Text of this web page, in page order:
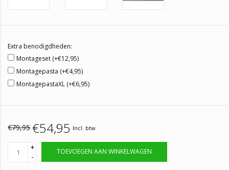
Extra benodigdheden:
Montageset (+€12,95)
Montagepasta (+€4,95)
MontagepastaXL (+€6,95)
€79,95 €54,95 Incl. btw
+
-
TOEVOEGEN AAN WINKELWAGEN